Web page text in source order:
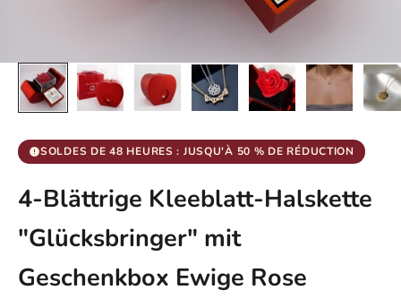
SOLDES DE 48 HEURES : JUSQU'À 50 % DE RÉDUCTION
4-Blättrige Kleeblatt-Halskette
"Glücksbringer" mit
Geschenkbox Ewige Rose